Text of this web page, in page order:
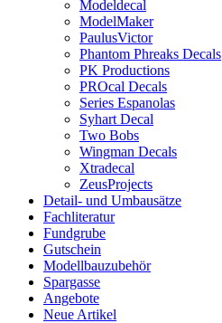
Modeldecal
ModelMaker
PaulusVictor
Phantom Phreaks Decals
PK Productions
PROcal Decals
Series Espanolas
Syhart Decal
Two Bobs
Wingman Decals
Xtradecal
ZeusProjects
Detail- und Umbausätze
Fachliteratur
Fundgrube
Gutschein
Modellbauzubehör
Spargasse
Angebote
Neue Artikel